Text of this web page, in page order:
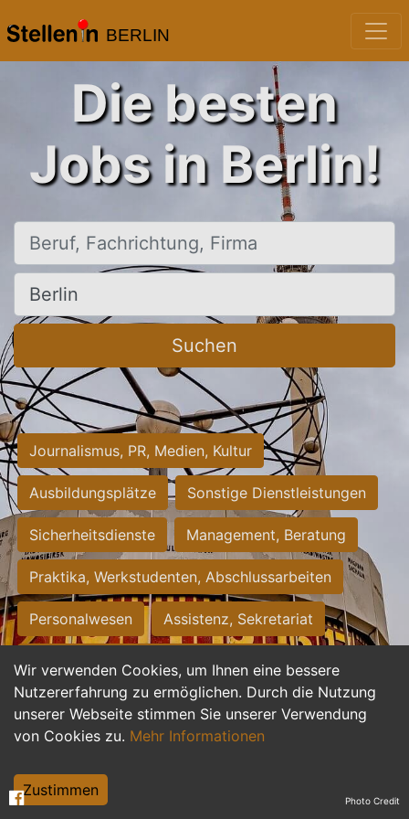
BERLIN
Wir verwenden Cookies, um Ihnen eine bessere
Nutzererfahrung zu ermöglichen. Durch die Nutzung
unserer Webseite stimmen Sie unserer Verwendung
von Cookies zu. Mehr Informationen
Zustimmen
Die besten
Jobs in Berlin!
Beruf, Fachrichtung, Firma
Ort, Stadt
Suchen
Journalismus, PR, Medien, Kultur
Ausbildungsplätze Sonstige Dienstleistungen
Sicherheitsdienste Management, Beratung
Praktika, Werkstudenten, Abschlussarbeiten
Personalwesen Assistenz, Sekretariat
Hilfskräfte, Aushilfs- und Nebenjobs
Einkauf, Logistik, Materialwirtschaft
Weiterbildung, Studium, duale Ausbildung
Tourismus
Photo Credit